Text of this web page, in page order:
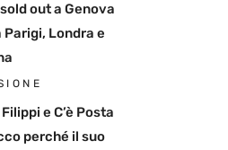
out a Genova
Parigi, Londra e
e C’è Posta
perché il suo